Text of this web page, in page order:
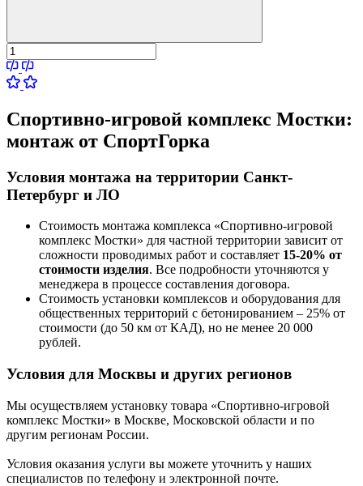
Спортивно-игровой комплекс Мостки:
монтаж от СпортГорка
Условия монтажа на территории Санкт-
Петербург и ЛО
Стоимость монтажа комплекса «Спортивно-игровой
комплекс Мостки» для частной территории зависит от
сложности проводимых работ и составляет 15-20% от
стоимости изделия. Все подробности уточняются у
менеджера в процессе составления договора.
Стоимость установки комплексов и оборудования для
общественных территорий с бетонированием – 25% от
стоимости (до 50 км от КАД), но не менее 20 000
рублей.
Условия для Москвы и других регионов
Мы осуществляем установку товара «Спортивно-игровой
комплекс Мостки» в Москве, Московской области и по
другим регионам России.
Условия оказания услуги вы можете уточнить у наших
специалистов по телефону и электронной почте.